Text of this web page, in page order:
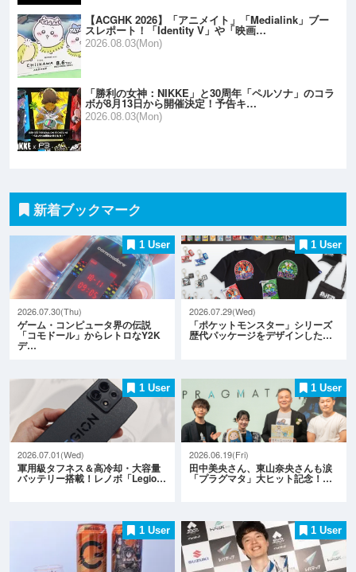
【ACGHK 2026】「アニメイト」「Medialink」ブー
スレポート！「Identity V」や「映画…
2026.08.03(Mon)
「勝利の女神：NIKKE」と30周年「ペルソナ」のコラ
ボが8月13日から開催決定！予告キ…
2026.08.03(Mon)
新着ブックマーク
1 User
2026.07.30(Thu)
ゲーム・コンピュータ界の伝説
「コモドール」からレトロなY2K
デ…
1 User
2026.07.29(Wed)
「ポケットモンスター」シリーズ
歴代パッケージをデザインした…
1 User
2026.07.01(Wed)
軍用級タフネス＆高冷却・大容量
バッテリー搭載！レノボ「Legio…
1 User
2026.06.19(Fri)
田中美央さん、東山奈央さんも涙
「プラグマタ」大ヒット記念！…
1 User 1 User